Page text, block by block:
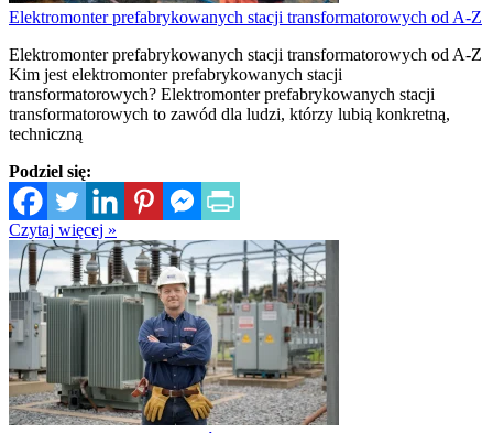
Elektromonter prefabrykowanych stacji transformatorowych od A-Z
Elektromonter prefabrykowanych stacji transformatorowych od A-Z
Kim jest elektromonter prefabrykowanych stacji
transformatorowych? Elektromonter prefabrykowanych stacji
transformatorowych to zawód dla ludzi, którzy lubią konkretną,
techniczną
Podziel się:
Czytaj więcej »